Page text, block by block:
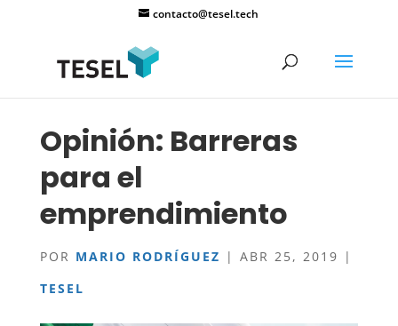
contacto@tesel.tech
Opinión: Barreras
para el
emprendimiento
POR MARIO RODRÍGUEZ | ABR 25, 2019 |
TESEL